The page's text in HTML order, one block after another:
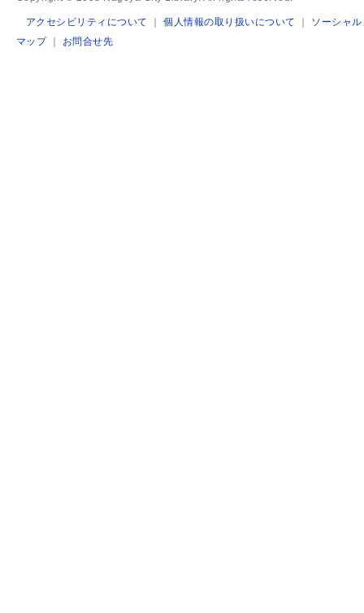
アクセシビリティについて ｜個人情報の取り扱いについて ｜ ソーシャ
マップ｜ お問合せ先